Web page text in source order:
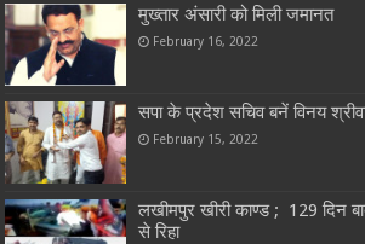
मुख्तार अंसारी को मिली जमानत
February 16, 2022
सपा के प्रदेश सचिव बनें विनय
February 15, 2022
लखीमपुर खीरी काण्ड ; 129 दिन
से रिहा